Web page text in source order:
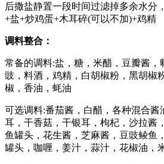
后撒盐静置一段时间过滤掉多余水分
+盐+炒鸡蛋+木耳碎(可以不加)+鸡精
调料整合：
常备的调料:盐，糖，米醋，豆瓣酱，
豉，料酒，鸡精，白胡椒粉，黑胡椒
椒，香油，蚝油
可选调料:番茄酱，白醋，各种混合酱
耳，干香菇，干银耳，枸杞，沙拉酱
鱼罐头，花生酱，芝麻酱，豆豉鲮鱼
罐头，咖喱，姜汁，蒜汁，花椒油，